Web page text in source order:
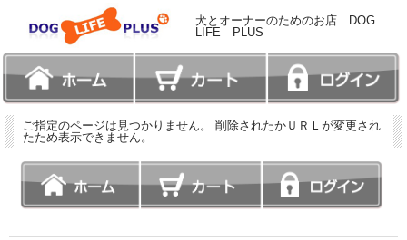
犬とオーナーのためのお店 DOG
LIFE PLUS
ご指定のページは見つかりません。 削除されたかＵＲＬが変更され
たため表示できません。